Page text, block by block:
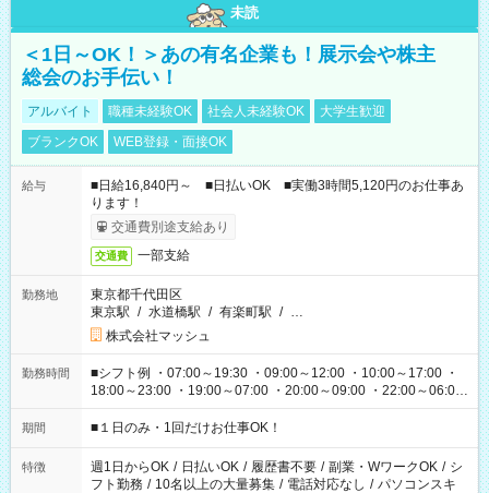
未読
＜1日～OK！＞あの有名企業も！展示会や株主
総会のお手伝い！
アルバイト 職種未経験OK 社会人未経験OK
大学生歓迎
ブランクOK
WEB登録・面接OK
給与
■日給16,840円～ ■日払いOK ■実働3時間5,120円のお仕事あ
ります！
交通費別途支給あり
交通費 一部支給
勤務地
東京都千代田区
東京駅 / 水道橋駅 / 有楽町駅 / …
株式会社マッシュ
勤務時間
■シフト例 ・07:00～19:30 ・09:00～12:00 ・10:00～17:00 ・
18:00～23:00 ・19:00～07:00 ・20:00～09:00 ・22:00～06:00
etc ★最短で3時間で5,120円のお仕事から 15時間で2万円近く稼
げるお仕事も！ ご希望のお時間に合わせてご紹介！ ※シフトは
ください！
期間 ■１日のみ・1回だけお仕事OK！
特徴 週1日からOK / 日払いOK / 履歴書不要 / 副業・WワークOK / シ
フト勤務 / 10名以上の大量募集 / 電話対応なし / パソコンスキ